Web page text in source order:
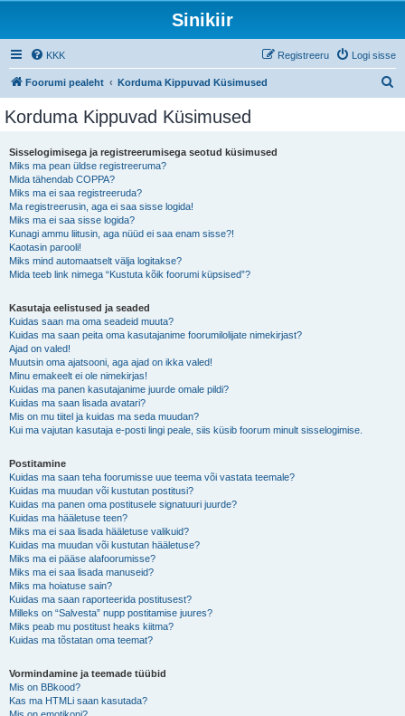
Sinikiir
KKK Logi sisse
Registreeru
Foorumi pealeht Korduma Kippuvad Küsimused
Korduma Kippuvad Küsimused
Sisselogimisega ja registreerumisega seotud küsimused
Miks ma pean üldse registreeruma?
Mida tähendab COPPA?
Miks ma ei saa registreeruda?
Ma registreerusin, aga ei saa sisse logida!
Miks ma ei saa sisse logida?
Kunagi ammu liitusin, aga nüüd ei saa enam sisse?!
Kaotasin parooli!
Miks mind automaatselt välja logitakse?
Mida teeb link nimega “Kustuta kõik foorumi küpsised”?
Kasutaja eelistused ja seaded
Kuidas saan ma oma seadeid muuta?
Kuidas ma saan peita oma kasutajanime foorumilolijate nimekirjast?
Ajad on valed!
Muutsin oma ajatsooni, aga ajad on ikka valed!
Minu emakeelt ei ole nimekirjas!
Kuidas ma panen kasutajanime juurde omale pildi?
Kuidas ma saan lisada avatari?
Mis on mu tiitel ja kuidas ma seda muudan?
Kui ma vajutan kasutaja e-posti lingi peale, siis küsib foorum minult sisselogimise.
Postitamine
Kuidas ma saan teha foorumisse uue teema või vastata teemale?
Kuidas ma muudan või kustutan postitusi?
Kuidas ma panen oma postitusele signatuuri juurde?
Kuidas ma hääletuse teen?
Miks ma ei saa lisada hääletuse valikuid?
Kuidas ma muudan või kustutan hääletuse?
Miks ma ei pääse alafoorumisse?
Miks ma ei saa lisada manuseid?
Miks ma hoiatuse sain?
Kuidas ma saan raporteerida postitusest?
Milleks on “Salvesta” nupp postitamise juures?
Miks peab mu postitust heaks kiitma?
Kuidas ma tõstatan oma teemat?
Vormindamine ja teemade tüübid
Mis on BBkood?
Kas ma HTMLi saan kasutada?